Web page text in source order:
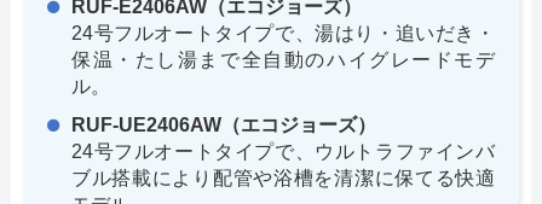
RUF-E2406AW（エコジョーズ）
24号フルオートタイプで、湯はり・追いだき・
保温・たし湯まで全自動のハイグレードモデ
ル。
RUF-UE2406AW（エコジョーズ）
24号フルオートタイプで、ウルトラファインバ
ブル搭載により配管や浴槽を清潔に保てる快適